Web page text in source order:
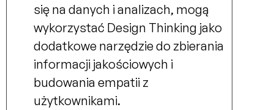
się na danych i analizach, mogą
wykorzystać Design Thinking jako
dodatkowe narzędzie do zbierania
informacji jakościowych i
budowania empatii z
użytkownikami.